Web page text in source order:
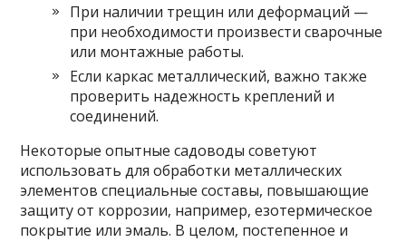
При наличии трещин или деформаций —
при необходимости произвести сварочные
или монтажные работы.
Если каркас металлический, важно также
проверить надежность креплений и
соединений.
Некоторые опытные садоводы советуют
использовать для обработки металлических
элементов специальные составы, повышающие
защиту от коррозии, например, езотермическое
покрытие или эмаль. В целом, постепенное и